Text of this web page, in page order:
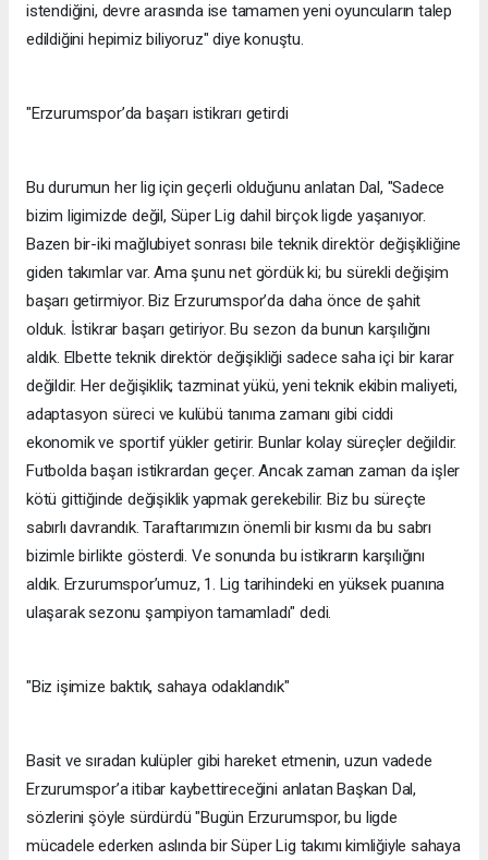
istendiğini, devre arasında ise tamamen yeni oyuncuların talep
edildiğini hepimiz biliyoruz" diye konuştu.
"Erzurumspor’da başarı istikrarı getirdi
Bu durumun her lig için geçerli olduğunu anlatan Dal, "Sadece
bizim ligimizde değil, Süper Lig dahil birçok ligde yaşanıyor.
Bazen bir-iki mağlubiyet sonrası bile teknik direktör değişikliğine
giden takımlar var. Ama şunu net gördük ki; bu sürekli değişim
başarı getirmiyor. Biz Erzurumspor’da daha önce de şahit
olduk. İstikrar başarı getiriyor. Bu sezon da bunun karşılığını
aldık. Elbette teknik direktör değişikliği sadece saha içi bir karar
değildir. Her değişiklik; tazminat yükü, yeni teknik ekibin maliyeti,
adaptasyon süreci ve kulübü tanıma zamanı gibi ciddi
ekonomik ve sportif yükler getirir. Bunlar kolay süreçler değildir.
Futbolda başarı istikrardan geçer. Ancak zaman zaman da işler
kötü gittiğinde değişiklik yapmak gerekebilir. Biz bu süreçte
sabırlı davrandık. Taraftarımızın önemli bir kısmı da bu sabrı
bizimle birlikte gösterdi. Ve sonunda bu istikrarın karşılığını
aldık. Erzurumspor’umuz, 1. Lig tarihindeki en yüksek puanına
ulaşarak sezonu şampiyon tamamladı" dedi.
"Biz işimize baktık, sahaya odaklandık"
Basit ve sıradan kulüpler gibi hareket etmenin, uzun vadede
Erzurumspor’a itibar kaybettireceğini anlatan Başkan Dal,
sözlerini şöyle sürdürdü "Bugün Erzurumspor, bu ligde
mücadele ederken aslında bir Süper Lig takımı kimliğiyle sahaya